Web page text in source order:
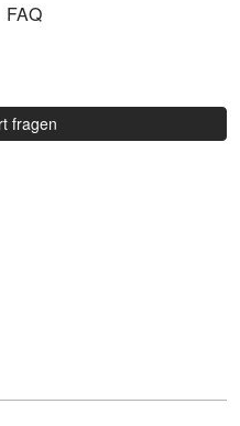
FAQ
fragen